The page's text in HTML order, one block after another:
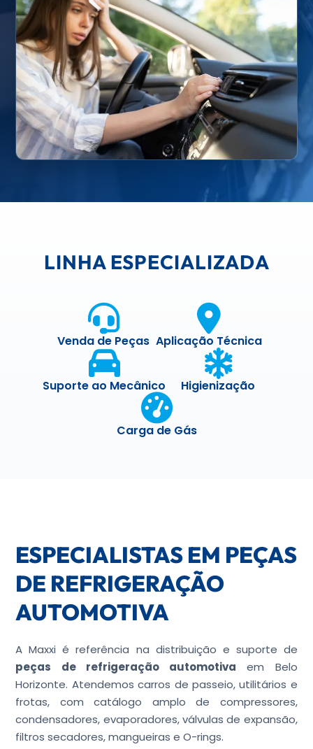
LINHA ESPECIALIZADA
Venda de Peças Aplicação Técnica
Suporte ao Mecânico Higienização
Carga de Gás
ESPECIALISTAS EM PEÇAS
DE REFRIGERAÇÃO
AUTOMOTIVA
A Maxxi é referência na distribuição e suporte de
peças de refrigeração automotiva em Belo
Horizonte. Atendemos carros de passeio, utilitários e
frotas, com catálogo amplo de compressores,
condensadores, evaporadores, válvulas de expansão,
filtros secadores, mangueiras e O-rings.